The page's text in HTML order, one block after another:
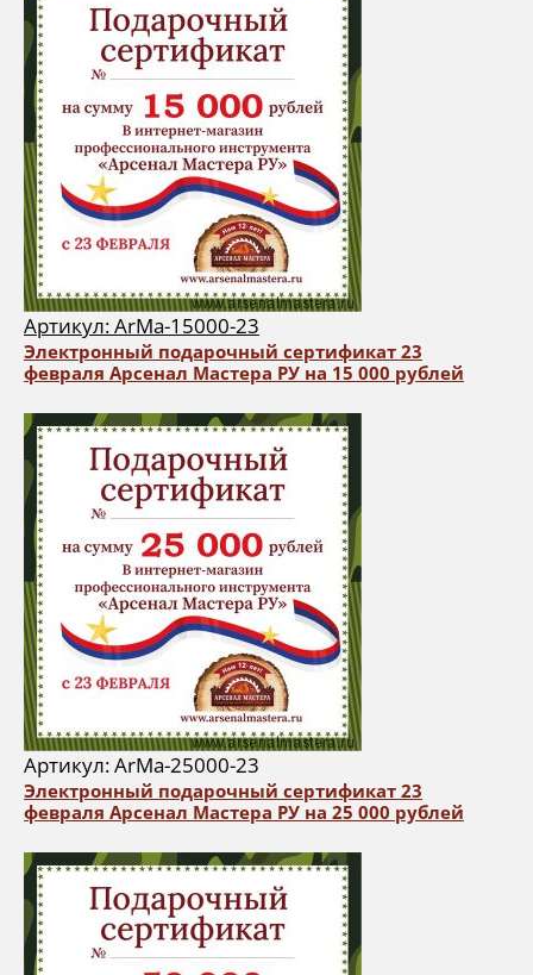
Артикул: ArMa-15000-23
Электронный подарочный сертификат 23
февраля Арсенал Мастера РУ на 15 000 рублей
Артикул: ArMa-25000-23
Электронный подарочный сертификат 23
февраля Арсенал Мастера РУ на 25 000 рублей